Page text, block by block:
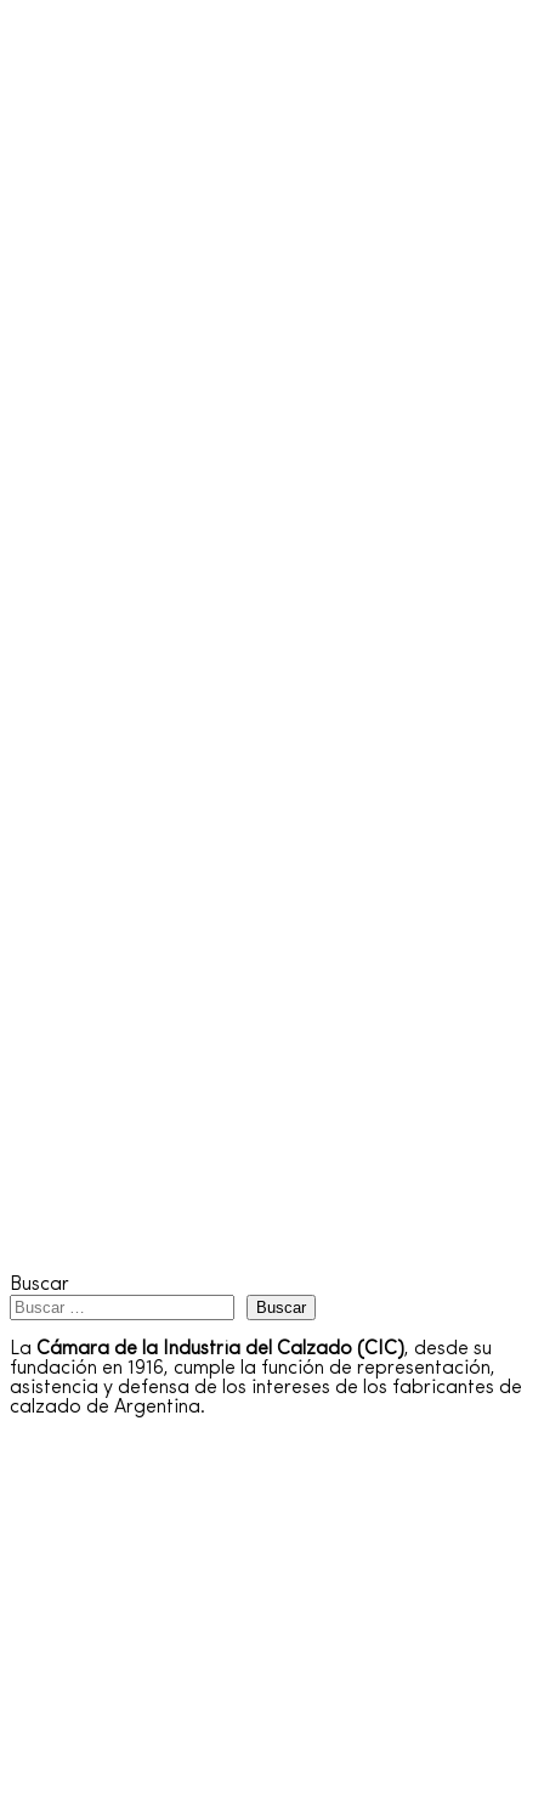
Buscar
Buscar
La Cámara de la Industria del Calzado (CIC), desde su
fundación en 1916, cumple la función de representación,
asistencia y defensa de los intereses de los fabricantes de
calzado de Argentina.